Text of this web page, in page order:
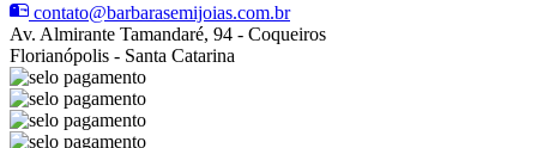
contato@barbarasemijoias.com.br
Av. Almirante Tamandaré, 94 - Coqueiros
Florianópolis - Santa Catarina